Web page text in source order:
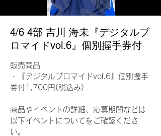
4/6 4部 吉川 海未『デジタルブ
ロマイドvol.6』個別握手券付
販売商品
・『デジタルブロマイドvol.6』個別握手
券付1,700円(税込み)
商品やイベントの詳細、応募期間などは
以下イベントについてをご確認くださ
い。